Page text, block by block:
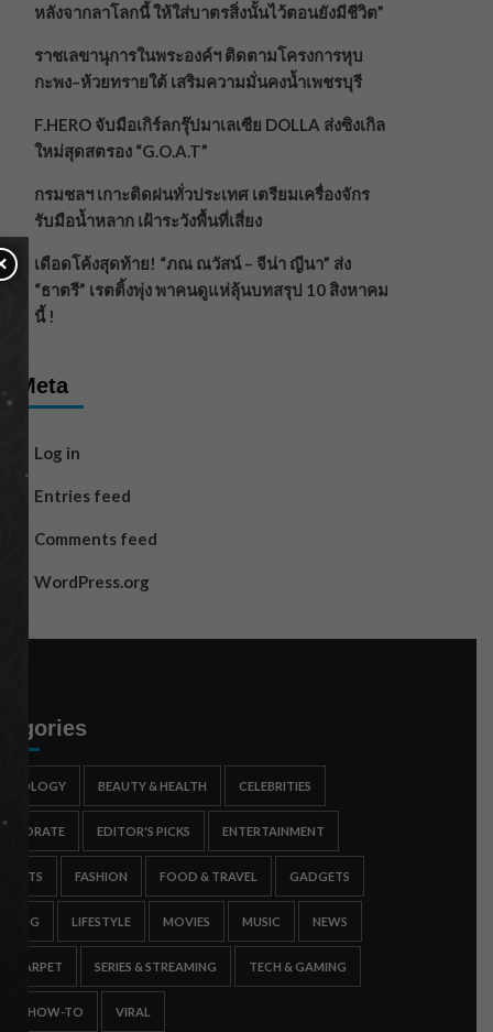
หลังจากลาโลกนี้ ให้ใส่บาตรสิ่งนั้นไว้ตอนยังมีชีวิต”
ราชเลขานุการในพระองค์ฯ ติดตามโครงการหุบ
กะพง–ห้วยทรายใต้ เสริมความมั่นคงน้ำเพชรบุรี
F.HERO จับมือเกิร์ลกรุ๊ปมาเลเซีย DOLLA ส่งซิงเกิล
ใหม่สุดสตรอง “G.O.A.T”
กรมชลฯ เกาะติดฝนทั่วประเทศ เตรียมเครื่องจักร
รับมือน้ำหลาก เฝ้าระวังพื้นที่เสี่ยง
เดือดโค้งสุดท้าย! “ภณ ณวัสน์ – จีน่า ญีนา” ส่ง
“ธาตรี” เรตติ้งพุ่ง พาคนดูแห่ลุ้นบทสรุป 10 สิงหาคม
นี้ !
Meta
Log in
Entries feed
Comments feed
WordPress.org
BEAUTY & HEALTH CELEBRITIES
EDITOR'S PICKS ENTERTAINMENT
FASHION FOOD & TRAVEL GADGETS
LIFESTYLE MOVIES MUSIC NEWS
CARPET SERIES & STREAMING TECH & GAMING
& HOW-TO VIRAL